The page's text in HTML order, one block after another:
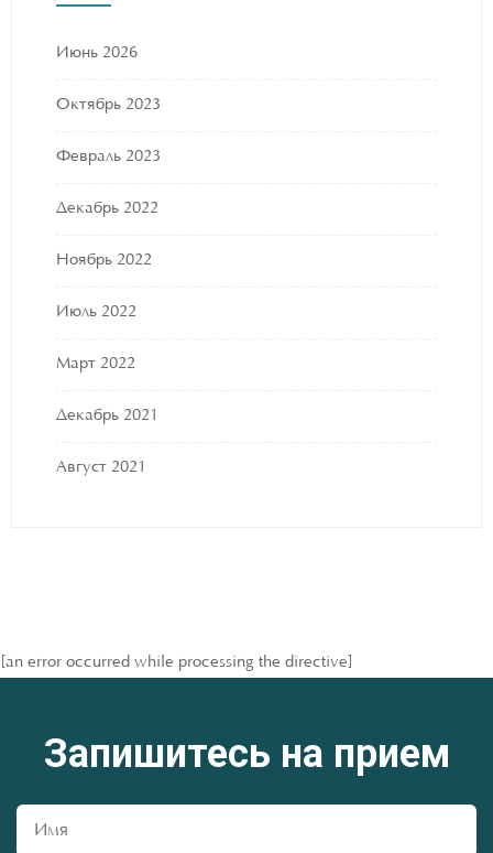
Июнь 2026
Октябрь 2023
Февраль 2023
Декабрь 2022
Ноябрь 2022
Июль 2022
Март 2022
Декабрь 2021
Август 2021
[an error occurred while processing the directive]
Запишитесь на прием